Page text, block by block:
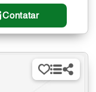
Contatar